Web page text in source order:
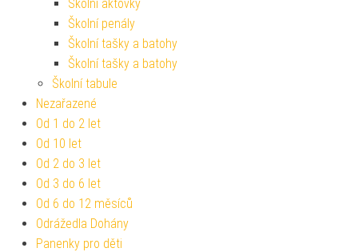
Školní aktovky
Školní penály
Školní tašky a batohy
Školní tašky a batohy
Školní tabule
Nezařazené
Od 1 do 2 let
Od 10 let
Od 2 do 3 let
Od 3 do 6 let
Od 6 do 12 měsíců
Odrážedla Dohány
Panenky pro děti